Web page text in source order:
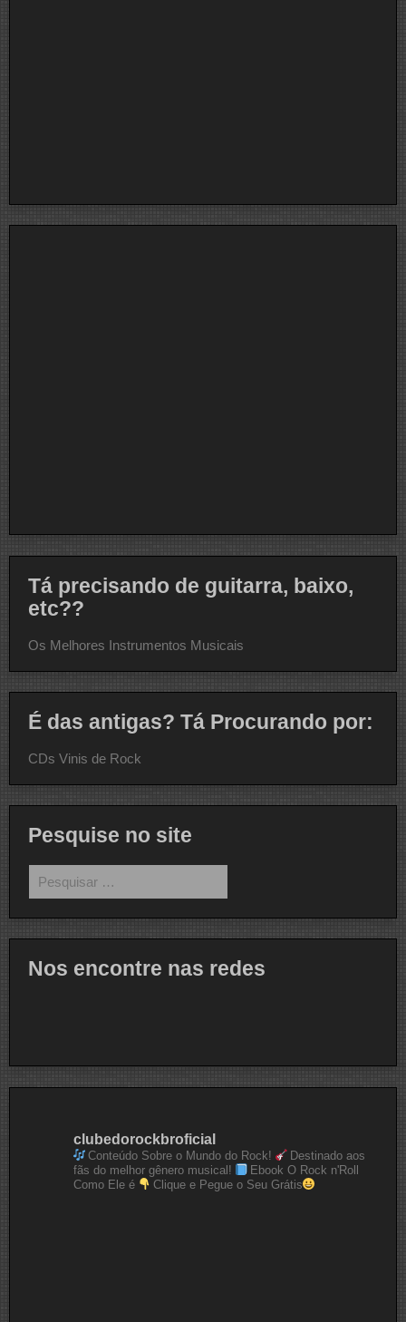
Tá precisando de guitarra, baixo,
etc??
Os Melhores Instrumentos Musicais
É das antigas? Tá Procurando por:
CDs Vinis de Rock
Pesquise no site
por:
Nos encontre nas redes
clubedorockbroficial
Conteúdo Sobre o Mundo do Rock!
Destinado aos
fãs do melhor gênero musical!
Ebook O Rock n'Roll
Como Ele é
Clique e Pegue o Seu Grátis